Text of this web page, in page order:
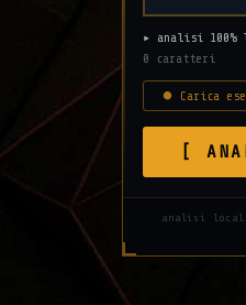
▸ analisi 100%
0 caratteri
⏺ Carica
[
analisi locale